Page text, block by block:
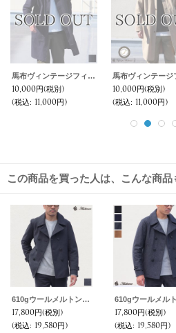
馬布ヴィンテージフィニッシュ ルーズFIT ステンカラーコート【MADE IN JAPAN】『日本製』【送料無料】 / Upscape Audience
10,000円(税別)
(税込: 11,000円)
10,000円(税別)
(税込: 11,000円)
この商品を買った人は、こんな商
610gウールメルトン サーモライト中綿Pコート 【送料無料】 / Audience
17,800円(税別)
(税込: 19,580円)
17,800円(税別)
(税込: 19,580円)